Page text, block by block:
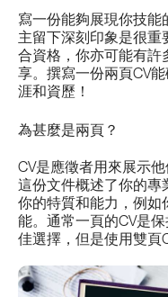
寫一份能夠展現你技能
主留下深刻印象是很
合資格，你亦可能有許
享。撰寫一份兩頁CV
涯和資歷！
為甚麼是兩頁？
CV是應徵者用來展示
這份文件概述了你的專
你的特質和能力，例如
能。通常一頁的CV是
佳選擇，但是使用雙頁